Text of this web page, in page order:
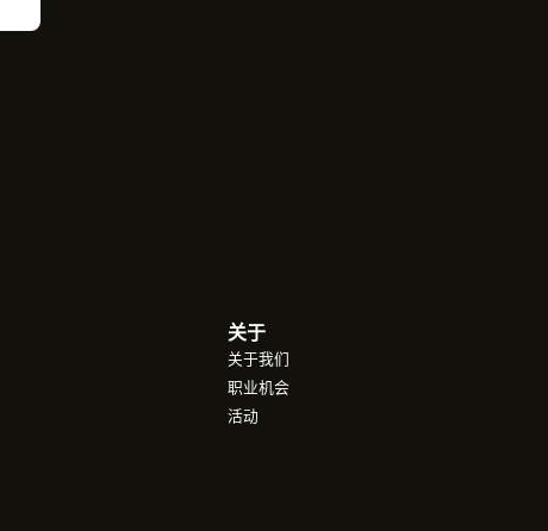
关于
关于我们
职业机会
活动